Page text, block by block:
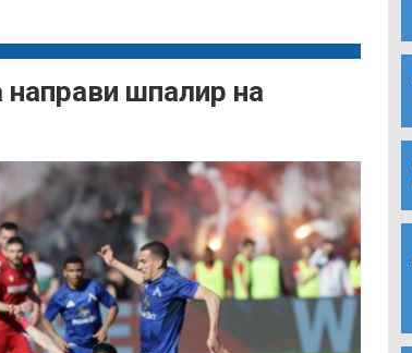
шпалир на